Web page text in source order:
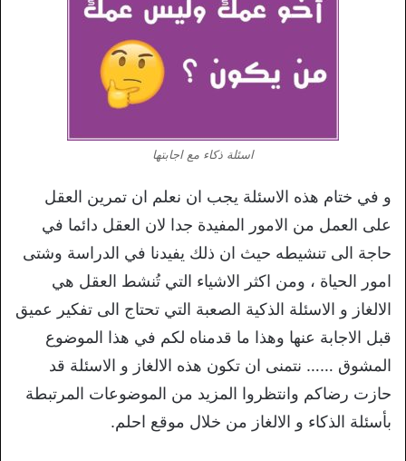
اسئلة ذكاء مع اجابتها
و في ختام هذه الاسئلة يجب ان نعلم ان تمرين العقل
على العمل من الامور المفيدة جدا لان العقل دائما في
حاجة الى تنشيطه حيث ان ذلك يفيدنا في الدراسة وشتى
امور الحياة ، ومن اكثر الاشياء التي تُنشط العقل هي
الالغاز و الاسئلة الذكية الصعبة التي تحتاج الى تفكير عميق
قبل الاجابة عنها وهذا ما قدمناه لكم في هذا الموضوع
المشوق …… نتمنى ان تكون هذه الالغاز و الاسئلة قد
حازت رضاكم وانتظروا المزيد من الموضوعات المرتبطة
بأسئلة الذكاء و الالغاز من خلال موقع احلم.